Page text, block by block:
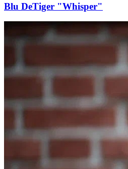
Blu DeTiger "Whisper"